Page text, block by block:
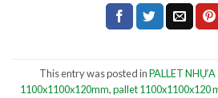
This entry was posted inPALLET NHỰA
1100x1100x120mm,pallet 1100x1100x120